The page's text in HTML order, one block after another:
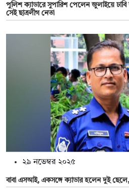
পুলিশ ক্যাডারে সুপারিশ পেলেন জুলাইয়ে ঢাবি
সেই ছাত্রলীগ নেতা
২৯ নভেম্বর ২০২৫
বাবা এসআই, একসঙ্গে ক্যাডার হলেন দুই